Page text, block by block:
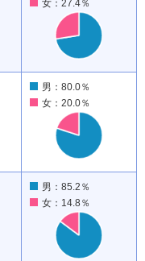
女：27.4％
男：80.0％
女：20.0％
男：85.2％
女：14.8％